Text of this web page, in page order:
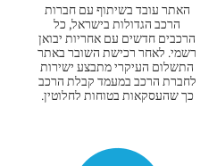
האתר עובד בשיתוף עם חברות
הרכב הגדולות בישראל, כל
הרכבים חדשים עם אחריות יבואן
רשמי. לאחר רכישת השובר באתר
התשלום העיקרי מתבצע ישירות
לחברת הרכב במעמד קבלת הרכב
כך שהעסקאות בטוחות לחלוטין.